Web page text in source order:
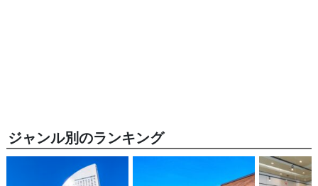
ジャンル別のランキング